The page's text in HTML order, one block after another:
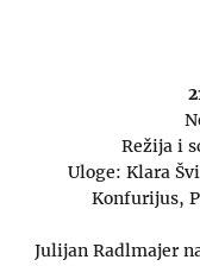
Režija i
Uloge: Klara
Konfurijus,
Julijan Radlmajer